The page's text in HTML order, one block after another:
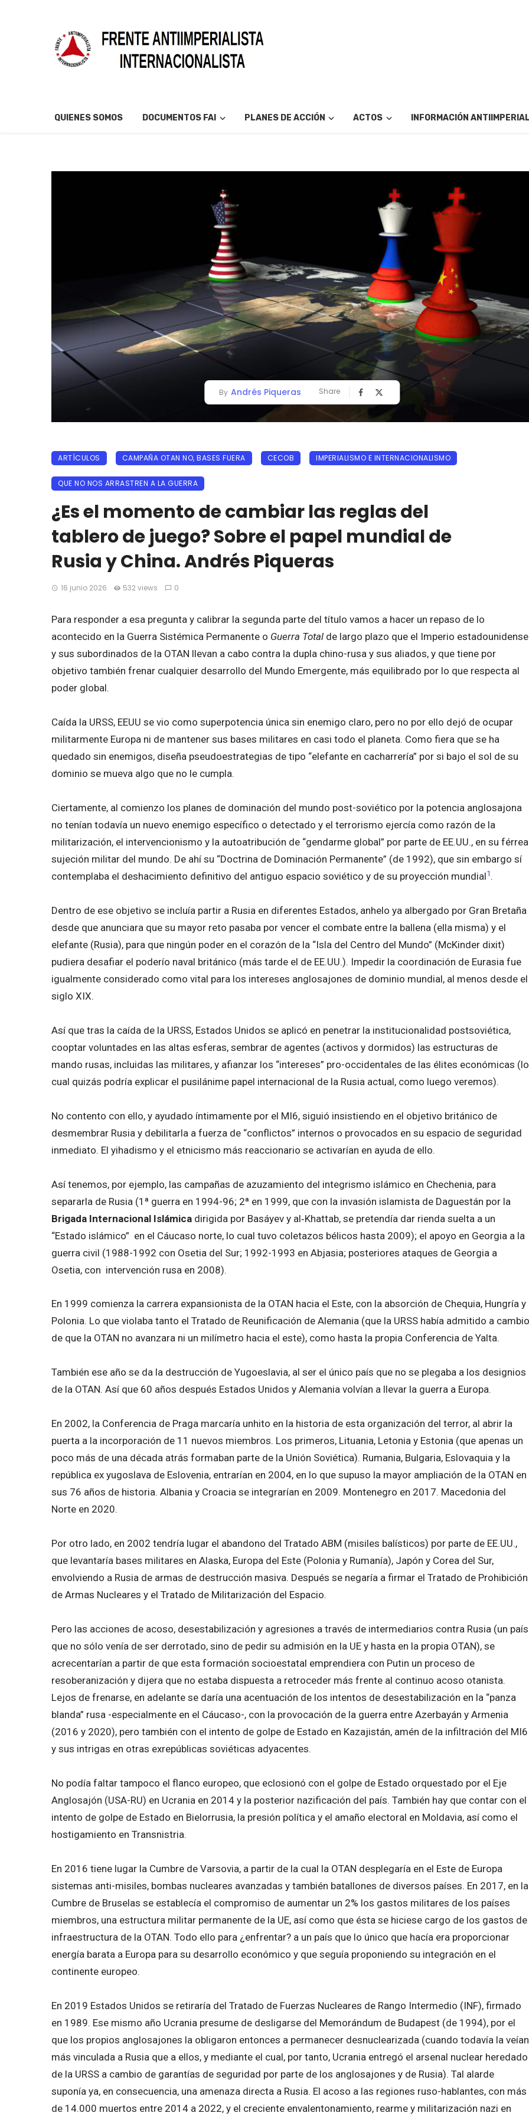
QUIENES SOMOS DOCUMENTOS FAI PLANES DE ACCIÓN ACTOS INFORMACIÓN
By Andrés Piqueras Share
ARTÍCULOS CAMPAÑA OTAN NO, BASES FUERA CECOB IMPERIALISMO E INTERNACIONALISMO
QUE NO NOS ARRASTREN A LA GUERRA
¿Es el momento de cambiar las reglas del
tablero de juego? Sobre el papel mundial de
Rusia y China. Andrés Piqueras
16 junio 2026 532 views 0
Para responder a esa pregunta y calibrar la segunda parte del título vamos a hacer un repaso de lo
acontecido en la Guerra Sistémica Permanente o Guerra Total de largo plazo que el Imperio estadounidense
y sus subordinados de la OTAN llevan a cabo contra la dupla chino-rusa y sus aliados, y que tiene por
objetivo también frenar cualquier desarrollo del Mundo Emergente, más equilibrado por lo que respecta al
poder global.
Caída la URSS, EEUU se vio como superpotencia única sin enemigo claro, pero no por ello dejó de ocupar
militarmente Europa ni de mantener sus bases militares en casi todo el planeta. Como fiera que se ha
quedado sin enemigos, diseña pseudoestrategias de tipo “elefante en cacharrería” por si bajo el sol de su
dominio se mueva algo que no le cumpla.
Ciertamente, al comienzo los planes de dominación del mundo post-soviético por la potencia anglosajona
no tenían todavía un nuevo enemigo específico o detectado y el terrorismo ejercía como razón de la
militarización, el intervencionismo y la autoatribución de “gendarme global” por parte de EE.UU., en su férrea
sujeción militar del mundo. De ahí su “Doctrina de Dominación Permanente” (de 1992), que sin embargo sí
contemplaba el deshacimiento definitivo del antiguo espacio soviético y de su proyección mundial1 .
Dentro de ese objetivo se incluía partir a Rusia en diferentes Estados, anhelo ya albergado por Gran Bretaña
desde que anunciara que su mayor reto pasaba por vencer el combate entre la ballena (ella misma) y el
elefante (Rusia), para que ningún poder en el corazón de la “Isla del Centro del Mundo” (McKinder dixit)
pudiera desafiar el poderío naval británico (más tarde el de EE.UU.). Impedir la coordinación de Eurasia fue
igualmente considerado como vital para los intereses anglosajones de dominio mundial, al menos desde el
siglo XIX.
Así que tras la caída de la URSS, Estados Unidos se aplicó en penetrar la institucionalidad postsoviética,
cooptar voluntades en las altas esferas, sembrar de agentes (activos y dormidos) las estructuras de
mando rusas, incluidas las militares, y afianzar los “intereses” pro-occidentales de las élites económicas (lo
cual quizás podría explicar el pusilánime papel internacional de la Rusia actual, como luego veremos).
No contento con ello, y ayudado íntimamente por el MI6, siguió insistiendo en el objetivo británico de
desmembrar Rusia y debilitarla a fuerza de “conflictos” internos o provocados en su espacio de seguridad
inmediato. El yihadismo y el etnicismo más reaccionario se activarían en ayuda de ello.
Así tenemos, por ejemplo, las campañas de azuzamiento del integrismo islámico en Chechenia, para
separarla de Rusia (1ª guerra en 1994-96; 2ª en 1999, que con la invasión islamista de Daguestán por la
Brigada Internacional Islámica dirigida por Basáyev y al‑Khattab, se pretendía dar rienda suelta a un
“Estado islámico” en el Cáucaso norte, lo cual tuvo coletazos bélicos hasta 2009); el apoyo en Georgia a la
guerra civil (1988-1992 con Osetia del Sur; 1992-1993 en Abjasia; posteriores ataques de Georgia a
Osetia, con intervención rusa en 2008).
En 1999 comienza la carrera expansionista de la OTAN hacia el Este, con la absorción de Chequia, Hungría y
Polonia. Lo que violaba tanto el Tratado de Reunificación de Alemania (que la URSS había admitido a cambio
de que la OTAN no avanzara ni un milímetro hacia el este), como hasta la propia Conferencia de Yalta.
También ese año se da la destrucción de Yugoeslavia, al ser el único país que no se plegaba a los designios
de la OTAN. Así que 60 años después Estados Unidos y Alemania volvían a llevar la guerra a Europa.
En 2002, la Conferencia de Praga marcaría unhito en la historia de esta organización del terror, al abrir la
puerta a la incorporación de 11 nuevos miembros. Los primeros, Lituania, Letonia y Estonia (que apenas un
poco más de una década atrás formaban parte de la Unión Soviética). Rumania, Bulgaria, Eslovaquia y la
república ex yugoslava de Eslovenia, entrarían en 2004, en lo que supuso la mayor ampliación de la OTAN en
sus 76 años de historia. Albania y Croacia se integrarían en 2009. Montenegro en 2017. Macedonia del
Norte en 2020.
Por otro lado, en 2002 tendría lugar el abandono del Tratado ABM (misiles balísticos) por parte de EE.UU.,
que levantaría bases militares en Alaska, Europa del Este (Polonia y Rumanía), Japón y Corea del Sur,
envolviendo a Rusia de armas de destrucción masiva. Después se negaría a firmar el Tratado de Prohibición
de Armas Nucleares y el Tratado de Militarización del Espacio.
Pero las acciones de acoso, desestabilización y agresiones a través de intermediarios contra Rusia (un país
que no sólo venía de ser derrotado, sino de pedir su admisión en la UE y hasta en la propia OTAN), se
acrecentarían a partir de que esta formación socioestatal emprendiera con Putin un proceso de
resoberanización y dijera que no estaba dispuesta a retroceder más frente al continuo acoso otanista.
Lejos de frenarse, en adelante se daría una acentuación de los intentos de desestabilización en la “panza
blanda” rusa -especialmente en el Cáucaso-, con la provocación de la guerra entre Azerbayán y Armenia
(2016 y 2020), pero también con el intento de golpe de Estado en Kazajistán, amén de la infiltración del MI6
y sus intrigas en otras exrepúblicas soviéticas adyacentes.
No podía faltar tampoco el flanco europeo, que eclosionó con el golpe de Estado orquestado por el Eje
Anglosajón (USA-RU) en Ucrania en 2014 y la posterior nazificación del país. También hay que contar con el
intento de golpe de Estado en Bielorrusia, la presión política y el amaño electoral en Moldavia, así como el
hostigamiento en Transnistria.
En 2016 tiene lugar la Cumbre de Varsovia, a partir de la cual la OTAN desplegaría en el Este de Europa
sistemas anti-misiles, bombas nucleares avanzadas y también batallones de diversos países. En 2017, en la
Cumbre de Bruselas se establecía el compromiso de aumentar un 2% los gastos militares de los países
miembros, una estructura militar permanente de la UE, así como que ésta se hiciese cargo de los gastos de
infraestructura de la OTAN. Todo ello para ¿enfrentar? a un país que lo único que hacía era proporcionar
energía barata a Europa para su desarrollo económico y que seguía proponiendo su integración en el
continente europeo.
En 2019 Estados Unidos se retiraría del Tratado de Fuerzas Nucleares de Rango Intermedio (INF), firmado
en 1989. Ese mismo año Ucrania presume de desligarse del Memorándum de Budapest (de 1994), por el
que los propios anglosajones la obligaron entonces a permanecer desnuclearizada (cuando todavía la veían
más vinculada a Rusia que a ellos, y mediante el cual, por tanto, Ucrania entregó el arsenal nuclear heredado
de la URSS a cambio de garantías de seguridad por parte de los anglosajones y de Rusia). Tal alarde
suponía ya, en consecuencia, una amenaza directa a Rusia. El acoso a las regiones ruso-hablantes, con más
de 14.000 muertos entre 2014 a 2022, y el creciente envalentonamiento, rearme y militarización nazi en